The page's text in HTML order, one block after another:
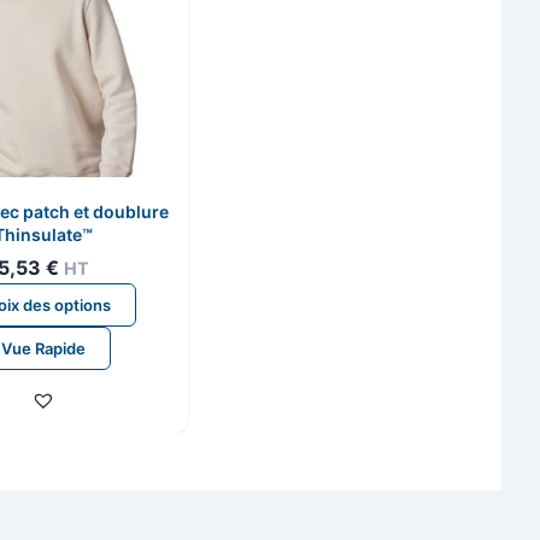
patch et doublure
5,53 € HT
des options
Ce
produit
Vue Rapide